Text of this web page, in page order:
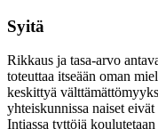
Syitä
Rikkaus ja tasa-arvo
toteuttaa itseään oman
keskittyä
yhteiskunnissa naiset
Intiassa tyttöjä